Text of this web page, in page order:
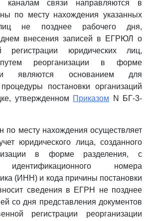
связи направляются в
по месту нахождения указанных
не позднее рабочего дня,
внесения записей в ЕГРЮЛ о
регистрации юридических лиц,
реорганизации в форме
и являются основанием для
постановки организаций
утвержденном Приказом N БГ-3-
по месту нахождения осуществляет
юридического лица, созданного
в форме разделения, с
идентификационного номера
(ИНН) и кода причины постановки
сведения в ЕГРН не позднее
со дня представления документов
регистрации реорганизации